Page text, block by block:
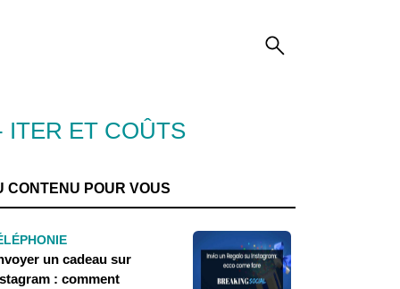
ITER ET COÛTS
CONTENU POUR VOUS
un cadeau sur
: comment